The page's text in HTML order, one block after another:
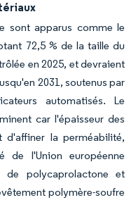
sont apparus comme le
72,5 % de la taille du
en 2025, et devraient
2031, soutenus par
automatisés. Le
car l'épaisseur des
la perméabilité,
de l'Union européenne
polycaprolactone et
polymère-soufre